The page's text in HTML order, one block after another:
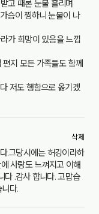
고 때론 눈물 흘리며
슴이 찡하니 눈물이 나
가 희망이 있음을 느낍
지 모든 가족들도 함께
저도 행함으로 옮기겠
삭제
.그당시에는 허깅이라하
사랑도 느껴지고 이해
다 .감사 합니다. 고맙습
다.